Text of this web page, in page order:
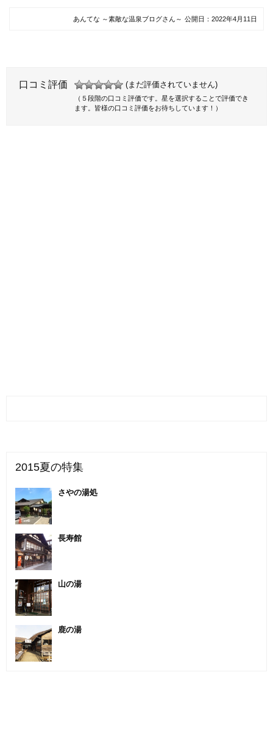
あんてな ～素敵な温泉ブログさん～ 公開日： 2022年4月11日
口コミ評価 (まだ評価されていません)
（５段階の口コミ評価です。星を選択することで評価でき
ます。皆様の口コミ評価をお待ちしています！）
2015夏の特集
さやの湯処
長寿館
山の湯
鹿の湯